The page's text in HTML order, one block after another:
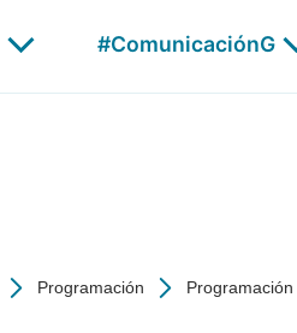
AGalega
#ComunicaciónG
Programación Programación